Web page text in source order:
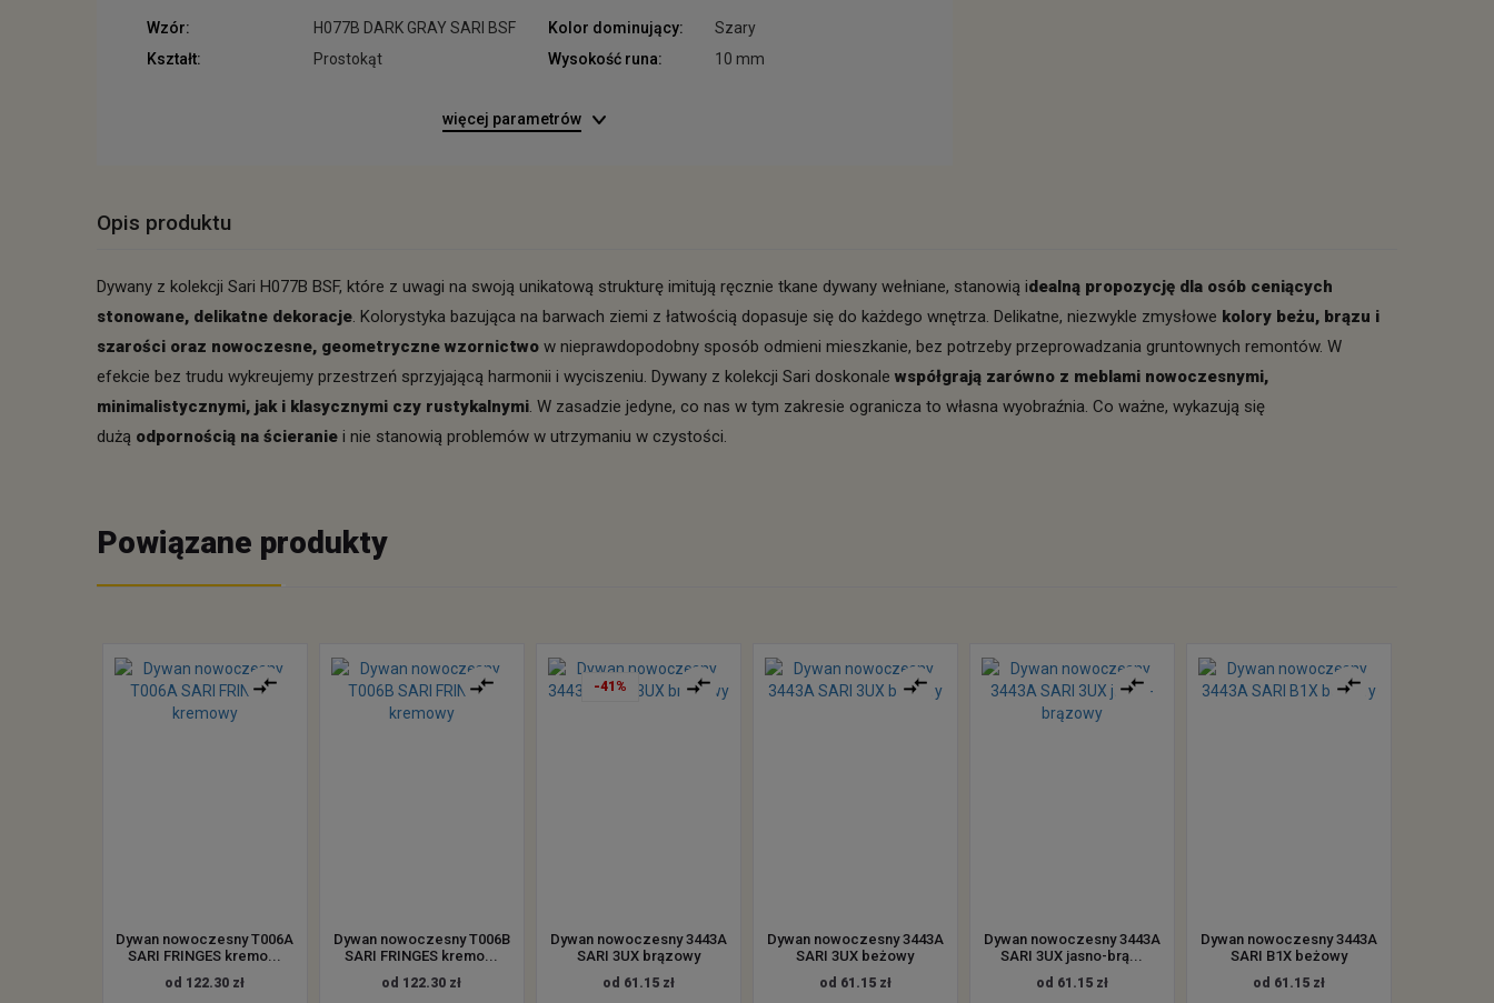
Wzór: H077B DARK GRAY SARI BSF Kolor dominujący:
Szary
Kształt:
Prostokąt Wysokość runa: 10 mm
więcej parametrów
Opis produktu
Dywany z kolekcji Sari H077B BSF, które z uwagi na swoją unikatową strukturę imitują ręcznie tkane dywany wełniane, stanowią idealną propozycję dla osób ceniących
stonowane, delikatne dekoracje. Kolorystyka bazująca na barwach ziemi z łatwością dopasuje się do każdego wnętrza. Delikatne, niezwykle zmysłowe kolory beżu, brązu i
szarości oraz nowoczesne, geometryczne wzornictwo w nieprawdopodobny sposób odmieni mieszkanie, bez potrzeby przeprowadzania gruntownych remontów. W
efekcie bez trudu wykreujemy przestrzeń sprzyjającą harmonii i wyciszeniu. Dywany z kolekcji Sari doskonale współgrają zarówno z meblami nowoczesnymi,
minimalistycznymi, jak i klasycznymi czy rustykalnymi. W zasadzie jedyne, co nas w tym zakresie ogranicza to własna wyobraźnia. Co ważne, wykazują się
dużą odpornością na ścieranie i nie stanowią problemów w utrzymaniu w czystości.
Powiązane produkty
Dywan nowoczesny T006A
SARI FRINGES kremo...
od 122.30 zł
Dywan nowoczesny T006B
SARI FRINGES kremo...
od 122.30 zł
-41%
Dywan nowoczesny 3443A
SARI 3UX brązowy
od 61.15 zł
Dywan nowoczesny 3443A
SARI 3UX beżowy
od 61.15 zł
Dywan nowoczesny 3443A
SARI 3UX jasno-brą...
od 61.15 zł
Dywan nowoczesny 3443A
SARI B1X beżowy
od 61.15 zł